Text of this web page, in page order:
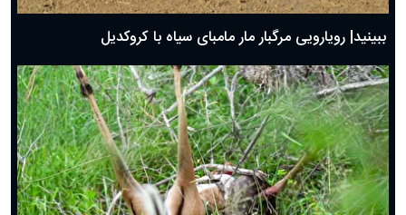
ببینید| رویارویی مرگبار مار مامبای سیاه با کروکدیل